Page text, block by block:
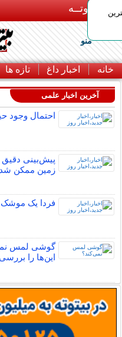
بـیتوتــه
منو
خانه اخبار داغ تازه ها
آخرین اخبار علمی
احتمال وجود
پیش‌بینی
زمین ممکن شد
فردا یک موشک
گوشی لمس
این‌ها را